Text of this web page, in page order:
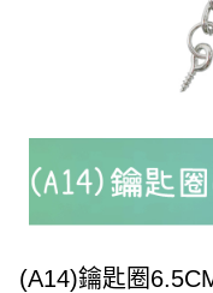
(A14)鑰匙圈